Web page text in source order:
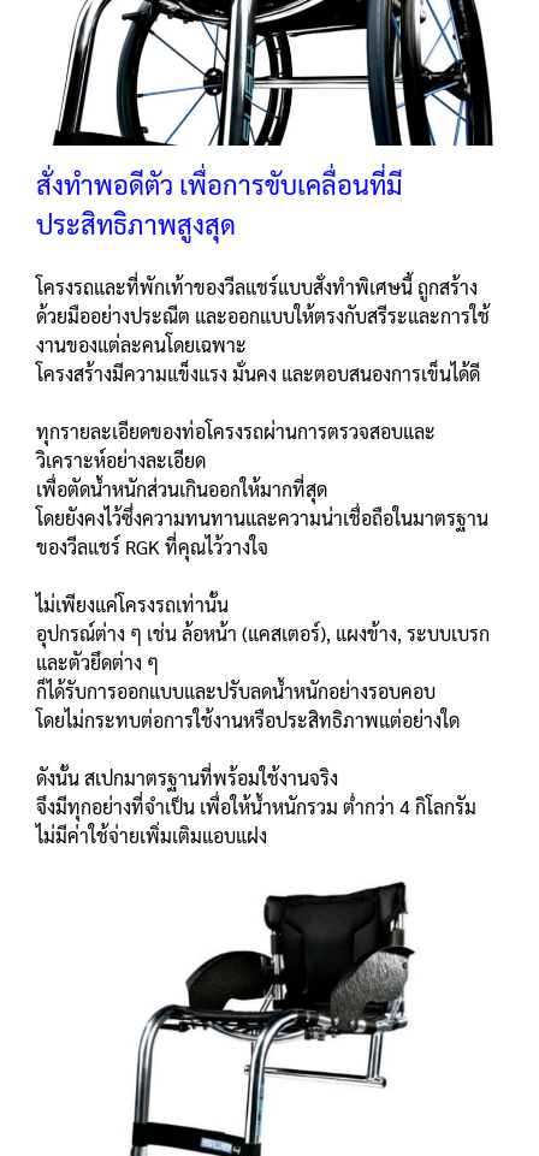
สั่งทำพอดีตัว เพื่อการขับเคลื่อนที่มี
ประสิทธิภาพสูงสุด
โครงรถและที่พักเท้าของวีลแชร์แบบสั่งทำพิเศษนี้ ถูกสร้าง
ด้วยมืออย่างประณีต และออกแบบให้ตรงกับสรีระและการใช้
งานของแต่ละคนโดยเฉพาะ
โครงสร้างมีความแข็งแรง มั่นคง และตอบสนองการเข็นได้ดี
ทุกรายละเอียดของท่อโครงรถผ่านการตรวจสอบและ
วิเคราะห์อย่างละเอียด
เพื่อตัดน้ำหนักส่วนเกินออกให้มากที่สุด
โดยยังคงไว้ซึ่งความทนทานและความน่าเชื่อถือในมาตรฐาน
ของวีลแชร์ RGK ที่คุณไว้วางใจ
ไม่เพียงแค่โครงรถเท่านั้น
อุปกรณ์ต่าง ๆ เช่น ล้อหน้า (แคสเตอร์), แผงข้าง, ระบบเบรก
และตัวยึดต่าง ๆ
ก็ได้รับการออกแบบและปรับลดน้ำหนักอย่างรอบคอบ
โดยไม่กระทบต่อการใช้งานหรือประสิทธิภาพแต่อย่างใด
ดังนั้น สเปกมาตรฐานที่พร้อมใช้งานจริง
จึงมีทุกอย่างที่จำเป็น เพื่อให้น้ำหนักรวม ต่ำกว่า 4 กิโลกรัม
ไม่มีค่าใช้จ่ายเพิ่มเติมแอบแฝง